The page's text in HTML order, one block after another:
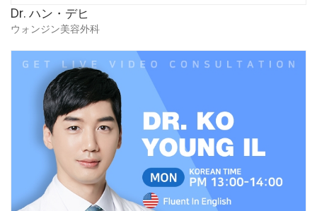
Dr. ハン・デヒ
ウォンジン美容外科